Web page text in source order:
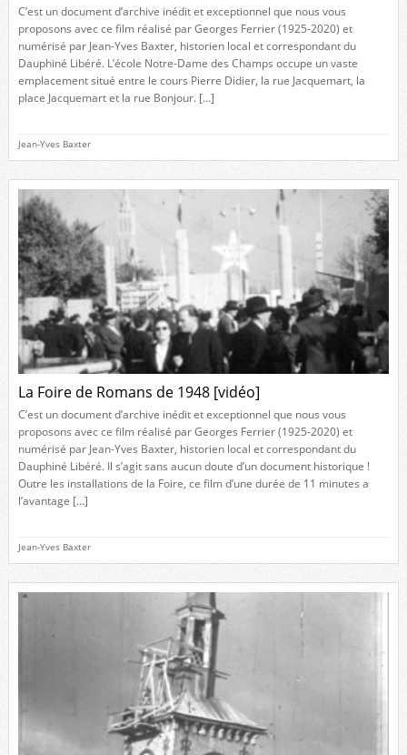
C’est un document d’archive inédit et exceptionnel que nous vous
proposons avec ce film réalisé par Georges Ferrier (1925-2020) et
numérisé par Jean-Yves Baxter, historien local et correspondant du
Dauphiné Libéré. L’école Notre-Dame des Champs occupe un vaste
emplacement situé entre le cours Pierre Didier, la rue Jacquemart, la
place Jacquemart et la rue Bonjour. […]
Jean-Yves Baxter
La Foire de Romans de 1948 [vidéo]
C’est un document d’archive inédit et exceptionnel que nous vous
proposons avec ce film réalisé par Georges Ferrier (1925-2020) et
numérisé par Jean-Yves Baxter, historien local et correspondant du
Dauphiné Libéré. Il s’agit sans aucun doute d’un document historique !
Outre les installations de la Foire, ce film d’une durée de 11 minutes a
l’avantage […]
Jean-Yves Baxter